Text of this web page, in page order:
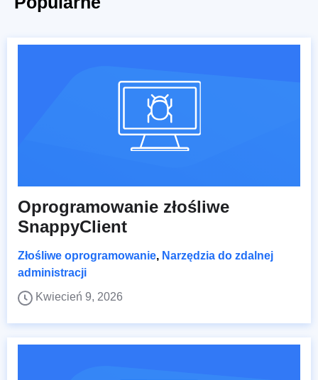
Oprogramowanie złośliwe
SnappyClient
Złośliwe oprogramowanie, Narzędzia do zdalnej
administracji
Kwiecień 9, 2026